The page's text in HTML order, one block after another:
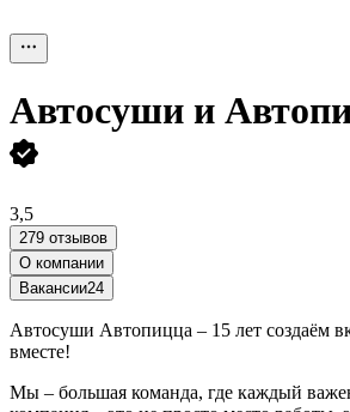
Автосуши и
3,5
279 отзывов
О компании
Вакансии24
Автосуши Автопицца – 15 лет создаём
вместе!
Мы – большая команда, где каждый